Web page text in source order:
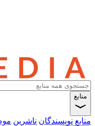
منابع
منابع نویسندگان ناشرین